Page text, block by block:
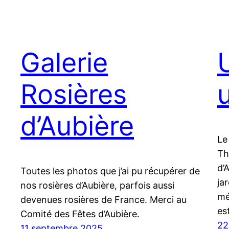
Galerie
Rosières
d’Aubière
Toutes les photos que j’ai pu récupérer de
nos rosières d’Aubière, parfois aussi
devenues rosières de France. Merci au
Comité des Fêtes d’Aubière.